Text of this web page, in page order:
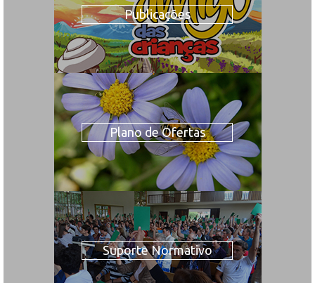
Publicações
Plano de Ofertas
Suporte Normativo